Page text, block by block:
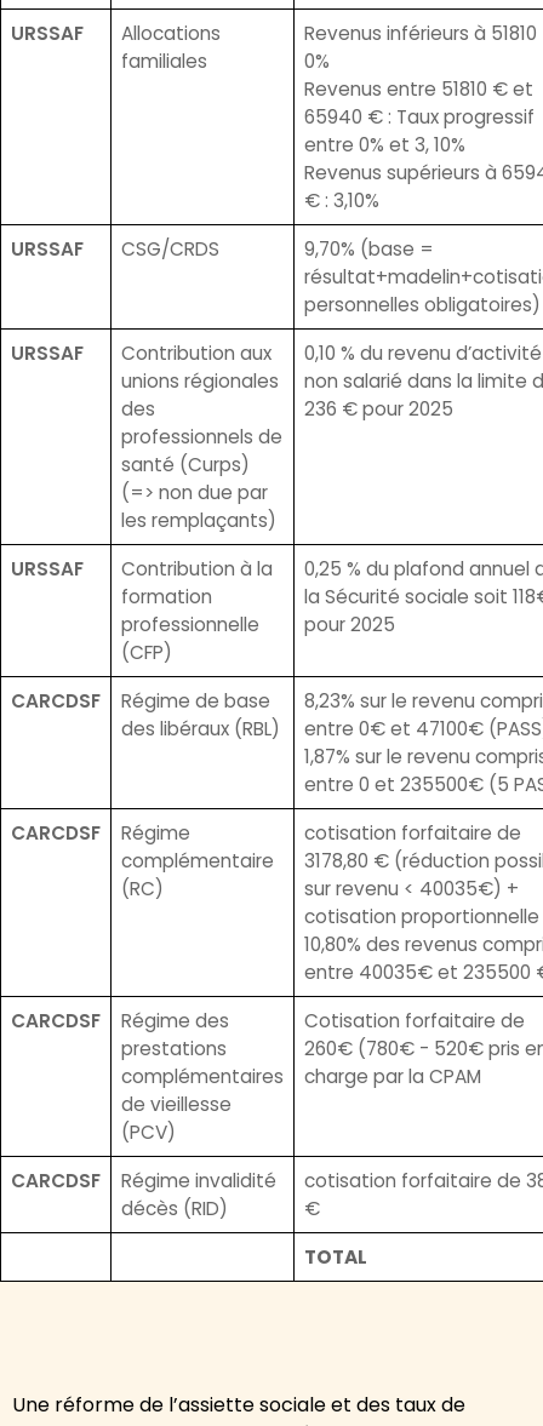
URSSAF
Allocations
familiales
Revenus inférieurs à
0%
Revenus entre 51810 € et
65940 € : Taux progressif
entre 0% et 3, 10%
Revenus supérieurs à
€ : 3,10%
URSSAF
CSG/CRDS
9,70% (base =
personnelles obligatoires)
URSSAF
Contribution aux
unions régionales
des
professionnels de
santé (Curps)
(=> non due par
les remplaçants)
0,10 % du revenu d’activité
non salarié dans la limite
236 € pour 2025
URSSAF
Contribution à la
formation
professionnelle
(CFP)
0,25 % du plafond annuel
la Sécurité sociale soit
pour 2025
CARCDSF
Régime de base
des libéraux (RBL)
8,23% sur le revenu
entre 0€ et 47100€
1,87% sur le revenu
entre 0 et 235500€ (5
CARCDSF
Régime
complémentaire
(RC)
cotisation forfaitaire de
3178,80 € (réduction
sur revenu < 40035€) +
cotisation
10,80% des revenus
entre 40035€ et 235500
CARCDSF
Régime des
prestations
complémentaires
de vieillesse
(PCV)
Cotisation forfaitaire de
260€ (780€ - 520€ pris
charge par la CPAM
CARCDSF
Régime invalidité
décès (RID)
cotisation forfaitaire de
€
TOTAL
Une réforme de l’assiette sociale et des taux de